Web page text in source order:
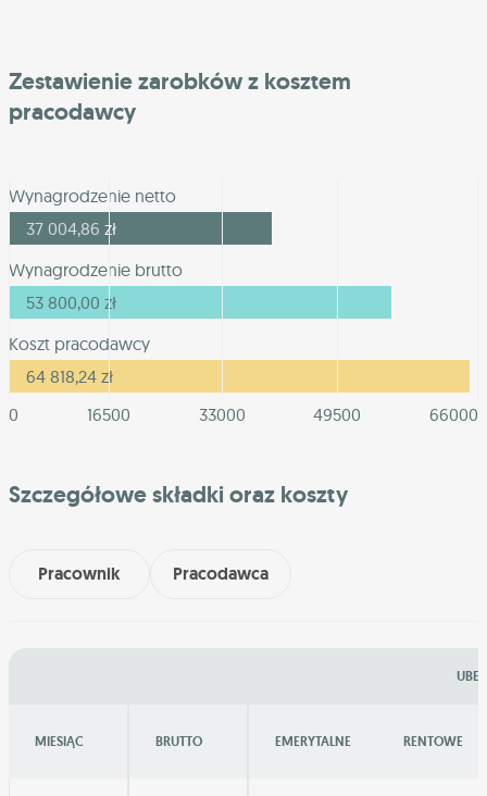
Zestawienie zarobków z kosztem
pracodawcy
Wynagrodzenie netto
37 004,86 zł
Wynagrodzenie brutto
53 800,00 zł
Koszt pracodawcy
64 818,24 zł
0
16500 33000 49500 66000
Szczegółowe składki oraz koszty
Pracownik Pracodawca
MIESIĄC BRUTTO EMERYTALNE RENTOWE